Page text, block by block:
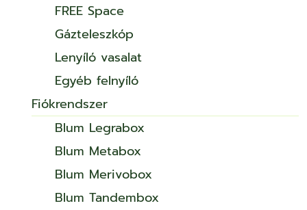
FREE Space
Gázteleszkóp
Lenyíló vasalat
Egyéb felnyíló
Fiókrendszer
Blum Legrabox
Blum Metabox
Blum Merivobox
Blum Tandembox